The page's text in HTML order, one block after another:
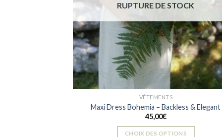
choisies
sur
la
page
du
produit
RUPTURE DE STOCK
VÊTEMENTS
Maxi Dress Bohemia – Backless & Elegant
45,00€
CHOIX DES OPTIONS